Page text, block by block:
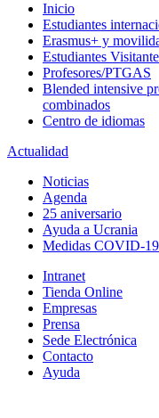
Inicio
Estudiantes
Erasmus+ y
Estudiantes
Profesores/PTGAS
Blended intensive
combinados
Centro de idiomas
Actualidad
Noticias
Agenda
25 aniversario
Ayuda a Ucrania
Medidas COVID-19
Intranet
Tienda Online
Empresas
Prensa
Sede Electrónica
Contacto
Ayuda